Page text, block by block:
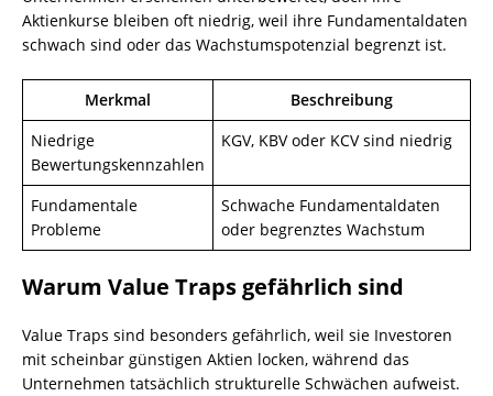
Aktienkurse bleiben oft niedrig, weil ihre Fundamentaldaten
schwach sind oder das Wachstumspotenzial begrenzt ist.
Merkmal
Beschreibung
Niedrige
Bewertungskennzahlen
KGV, KBV oder KCV sind niedrig
Fundamentale
Probleme
Schwache Fundamentaldaten
oder begrenztes Wachstum
Warum Value Traps gefährlich sind
Value Traps sind besonders gefährlich, weil sie Investoren
mit scheinbar günstigen Aktien locken, während das
Unternehmen tatsächlich strukturelle Schwächen aufweist.